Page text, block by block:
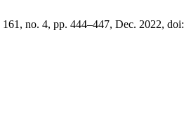
161, no. 4, pp. 444–447, Dec. 2022, doi: